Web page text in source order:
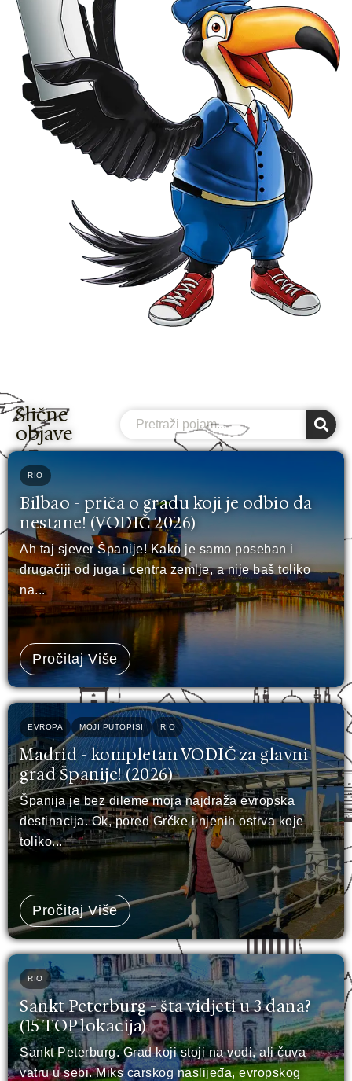
Slične
objave
Search
RIO
Bilbao - priča o gradu koji je odbio da
nestane! (VODIČ 2026)
Ah taj sjever Španije! Kako je samo poseban i
drugačiji od juga i centra zemlje, a nije baš toliko
na...
Pročitaj Više
EVROPA MOJI PUTOPISI RIO
Madrid - kompletan VODIČ za glavni
grad Španije! (2026)
Španija je bez dileme moja najdraža evropska
destinacija. Ok, pored Grčke i njenih ostrva koje
toliko...
Pročitaj Više
RIO
Sankt Peterburg - šta vidjeti u 3 dana?
(15 TOP lokacija)
Sankt Peterburg. Grad koji stoji na vodi, ali čuva
vatru u sebi. Miks carskog naslijeđa, evropskog